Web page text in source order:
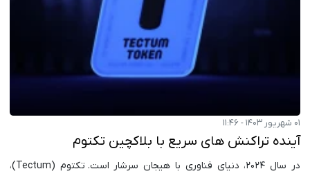
۰۱ شهریور ۱۴۰۳ - ۱۱:۴۶
آینده تراکنش های سریع با بلاکچین تکتوم
در سال ۲۰۲۴، دنیای فناوری با هیجان سرشار است. تکتوم (Tectum)،